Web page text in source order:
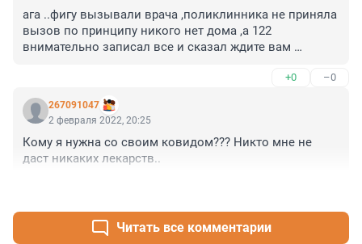
ага ..фигу вызывали врача ,поликлинника не приняла
вызов по принципу никого нет дома ,а 122
внимательно записал все и сказал ждите вам
+0 –0
267091047
2 февраля 2022, 20:25
Кому я нужна со своим ковидом??? Никто мне не
даст никаких лекарств..
Читать все комментарии